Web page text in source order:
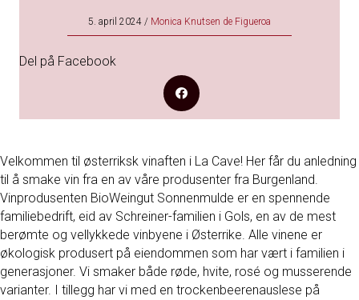
5. april 2024 / Monica Knutsen de Figueroa
Del på Facebook
Velkommen til østerriksk vinaften i La Cave! Her får du anledning
til å smake vin fra en av våre produsenter fra Burgenland.
Vinprodusenten BioWeingut Sonnenmulde er en spennende
familiebedrift, eid av Schreiner-familien i Gols, en av de mest
berømte og vellykkede vinbyene i Østerrike. Alle vinene er
økologisk produsert på eiendommen som har vært i familien i
generasjoner. Vi smaker både røde, hvite, rosé og musserende
varianter. I tillegg har vi med en trockenbeerenauslese på